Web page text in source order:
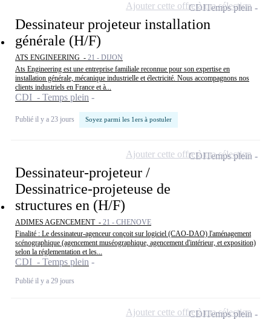
Dessinateur projeteur installation
générale (H/F)
ATS ENGINEERING - 21 - DIJON
Ats Engineering est une entreprise familiale reconnue pour son expertise en
installation générale, mécanique industrielle et électricité. Nous accompagnons nos
clients industriels en France et à...
CDI - Temps plein
Publié il y a 23 jours Soyez parmi les 1ers à postuler
CDITemps plein
Ajouter cette offre à ma sélection
Dessinateur-projeteur /
Dessinatrice-projeteuse de
structures en (H/F)
ADIMES AGENCEMENT - 21 - CHENOVE
Finalité : Le dessinateur-agenceur conçoit sur logiciel (CAO-DAO) l'aménagement
scénographique (agencement muséographique, agencement d'intérieur, et exposition)
selon la réglementation et les...
CDI - Temps plein
Publié il y a 29 jours
CDITemps plein
Ajouter cette offre à ma sélection
CDITemps plein
Ajouter cette offre à ma sélection